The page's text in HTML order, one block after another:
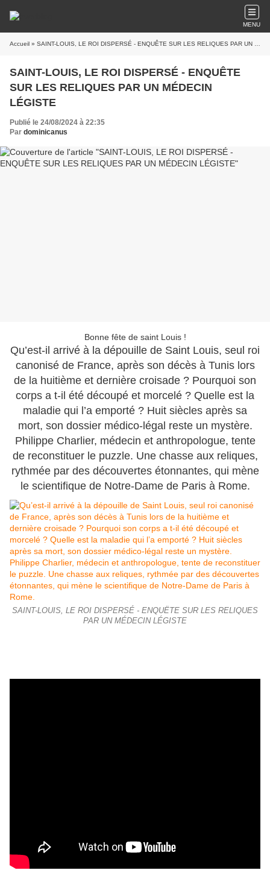
MENU
Accueil » SAINT-LOUIS, LE ROI DISPERSÉ - ENQUÊTE SUR LES RELIQUES PAR UN MÉDECIN LÉGISTE
SAINT-LOUIS, LE ROI DISPERSÉ - ENQUÊTE
SUR LES RELIQUES PAR UN MÉDECIN
LÉGISTE
Publié le 24/08/2024 à 22:35
Par dominicanus
Bonne fête de saint Louis !
Qu’est-il arrivé à la dépouille de Saint Louis, seul roi
canonisé de France, après son décès à Tunis lors
de la huitième et dernière croisade ? Pourquoi son
corps a t-il été découpé et morcelé ? Quelle est la
maladie qui l’a emporté ? Huit siècles après sa
mort, son dossier médico-légal reste un mystère.
Philippe Charlier, médecin et anthropologue, tente
de reconstituer le puzzle. Une chasse aux reliques,
rythmée par des découvertes étonnantes, qui mène
le scientifique de Notre-Dame de Paris à Rome.
SAINT-LOUIS, LE ROI DISPERSÉ - ENQUËTE SUR LES RELIQUES
PAR UN MÉDECIN LÉGISTE